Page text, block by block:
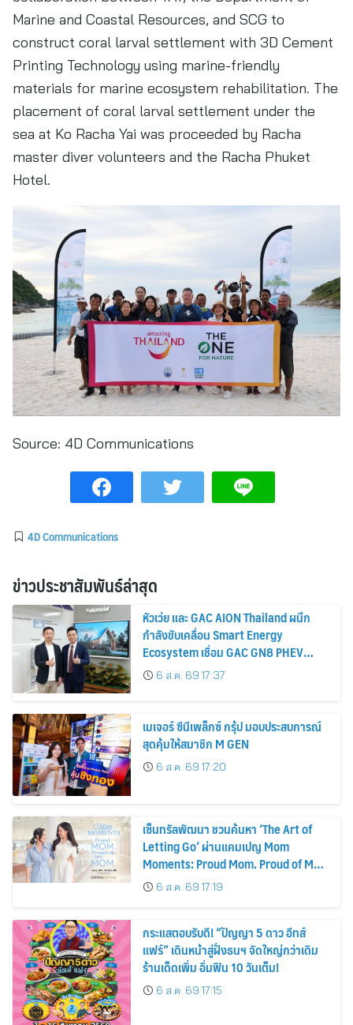
Marine and Coastal Resources, and SCG to
construct coral larval settlement with 3D Cement
Printing Technology using marine-friendly
materials for marine ecosystem rehabilitation. The
placement of coral larval settlement under the
sea at Ko Racha Yai was proceeded by Racha
master diver volunteers and the Racha Phuket
Hotel.
Source: 4D Communications
4D Communications
ข่าวประชาสัมพันธ์ล่าสุด
หัวเว่ย และ GAC AION Thailand ผนึก
กำลังขับเคลื่อน Smart Energy
Ecosystem เชื่อม GAC GN8 PHEV
รถยนต์ MPV ระดับพรีเมียม เข้ากับ
พลังงานแสงอาทิตย์ภายในบ้าน
6 ส.ค. 69 17:37
เมเจอร์ ซีนีเพล็กซ์ กรุ้ป มอบประสบการณ์
สุดคุ้มให้สมาชิก M GEN
6 ส.ค. 69 17:20
เซ็นทรัลพัฒนา ชวนค้นหา ‘The Art of
Letting Go’ ผ่านแคมเปญ Mom
Moments: Proud Mom. Proud of My
Mom.6 ส.ค. 69 17:19
กระแสตอบรับดี! “ปัญญา 5 ดาว อีทส์
แฟร์” เดินหน้าสู่ฝั่งธนฯ จัดใหญ่กว่าเดิม
ร้านเด็ดเพิ่ม อิ่มฟิน 10 วันเต็ม!
6 ส.ค. 69 17:15